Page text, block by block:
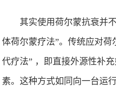
其实使用荷尔蒙抗衰并
体荷尔蒙疗法”。传统应对
代疗法” ，即直接外源性补
素。这种方式如同向一台运